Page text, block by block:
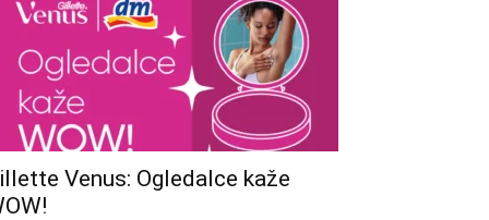
Venus: Ogledalce kaže